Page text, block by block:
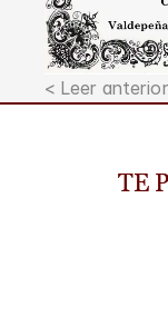
< Leer anterior
TE